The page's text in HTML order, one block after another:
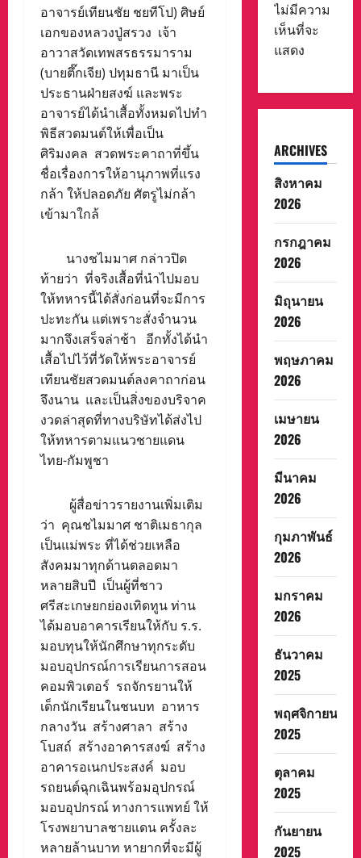
อาจารย์เทียนชัย ชยทีโป) ศิษย์
เอกของหลวงปู่สรวง เจ้า
อาวาสวัดเทพสรธรรมาราม
(บายตึ๊กเจีย) ปทุมธานี มาเป็น
ประธานฝ่ายสงฆ์ และพระ
อาจารย์ได้นำเสื้อทั้งหมดไปทำ
พิธีสวดมนต์ให้เพื่อเป็น
ศิริมงคล สวดพระคาถาที่ขึ้น
ชื่อเรื่องการให้อานุภาพที่แรง
กล้า ให้ปลอดภัย ศัตรูไม่กล้า
เข้ามาใกล้
นางชไมมาศ กล่าวปิด
ท้ายว่า ที่จริงเสื้อที่นำไปมอบ
ให้ทหารนี้ได้สั่งก่อนที่จะมีการ
ปะทะกัน แต่เพราะสั่งจำนวน
มากจึงเสร็จล่าช้า อีกทั้งได้นำ
เสื้อไปไว้ที่วัดให้พระอาจารย์
เทียนชัยสวดมนต์ลงคาถาก่อน
จึงนาน และเป็นสิ่งของบริจาค
งวดล่าสุดที่ทางบริษัทได้ส่งไป
ให้ทหารตามแนวชายแดน
ไทย-กัมพูชา
ผู้สื่อข่าวรายงานเพิ่มเติม
ว่า คุณชไมมาศ ชาติเมธากุล
เป็นแม่พระ ที่ได้ช่วยเหลือ
สังคมมาทุกด้านตลอดมา
หลายสิบปี เป็นผู้ที่ชาว
ศรีสะเกษยกย่องเทิดทูน ท่าน
ได้มอบอาคารเรียนให้กับ ร.ร.
มอบทุนให้นักศึกษาทุกระดับ
มอบอุปกรณ์การเรียนการสอน
คอมพิวเตอร์ รถจักรยานให้
เด็กนักเรียนในชนบท อาหาร
กลางวัน สร้างศาลา สร้าง
โบสถ์ สร้างอาคารสงฆ์ สร้าง
อาคารอเนกประสงค์ มอบ
รถยนต์ฉุกเฉินพร้อมอุปกรณ์
มอบอุปกรณ์ ทางการแพทย์ ให้
โรงพยาบาลชายแดน ครั้งละ
หลายล้านบาท หายากที่จะมีผู้
ไม่มีความ
เห็นที่จะ
แสดง
ARCHIVES
สิงหาคม
2026
กรกฎาคม
2026
มิถุนายน
2026
พฤษภาคม
2026
เมษายน
2026
มีนาคม
2026
กุมภาพันธ์
2026
มกราคม
2026
ธันวาคม
2025
พฤศจิกายน
2025
ตุลาคม
2025
กันยายน
2025